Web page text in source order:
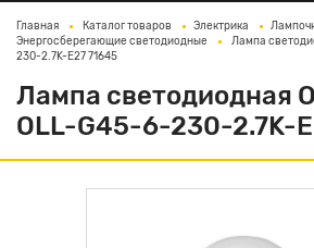
Главная Каталог товаров Электрика
Энергосберегающие светодиодные
Лампа
230-2.7K-E27 71645
Лампа светодиодная
OLL-G45-6-230-2.7K-